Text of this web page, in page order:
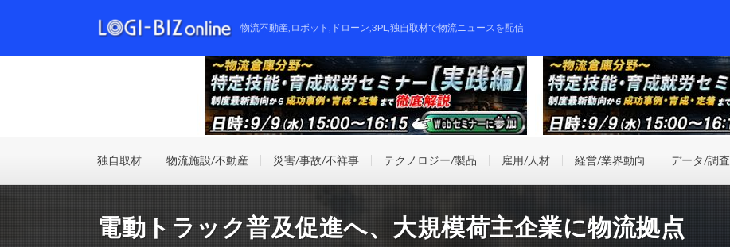
物流不動産,ロボット,ドローン,3PL,独自取材で物流ニュースを配信
独自取材 物流施設/不動産 災害/事故/不祥事 テクノロジー/製品 雇用/人材 経営/業界動向 データ/調査
電動トラック普及促進へ、大規模荷主企業に物流拠点